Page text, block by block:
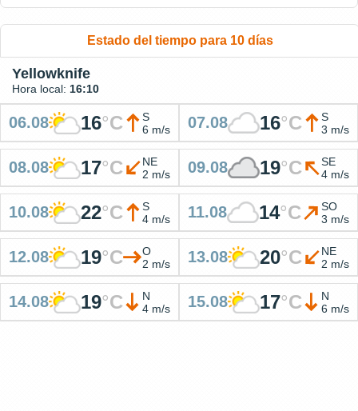
Estado del tiempo para 10 días
Yellowknife
Hora local: 16:10
06.08 16°C
S
6 m/s
07.08 16°C
S
3 m/s
08.08 17°C
NE
2 m/s
09.08 19°C
SE
4 m/s
10.08 22°C
S
4 m/s
11.08 14°C
SO
3 m/s
12.08 19°C
O
2 m/s
13.08 20°C
NE
2 m/s
14.08 19°C
N
4 m/s
15.08 17°C
N
6 m/s